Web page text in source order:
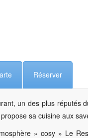
Réserver
un des plus réputés
sa cuisine aux
» cosy » Le